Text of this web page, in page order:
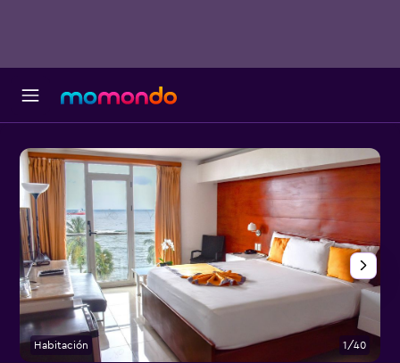
Habitación 1/40